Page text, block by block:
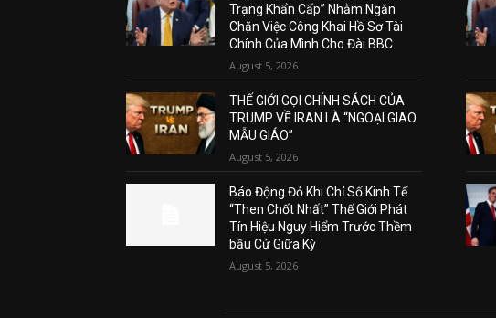
Trạng Khẩn Cấp” Nhằm Ngăn
Chặn Việc Công Khai Hồ Sơ Tài
Chính Của Mình Cho Đài BBC
August 5, 2026
THẾ GIỚI GỌI CHÍNH SÁCH CỦA
TRUMP VỀ IRAN LÀ “NGOẠI GIAO
MẪU GIÁO”
August 5, 2026
Báo Động Đỏ Khi Chỉ Số Kinh Tế
“Then Chốt Nhất” Thế Giới Phát
Tín Hiệu Nguy Hiểm Trước Thềm
bầu Cử Giữa Kỳ
August 5, 2026